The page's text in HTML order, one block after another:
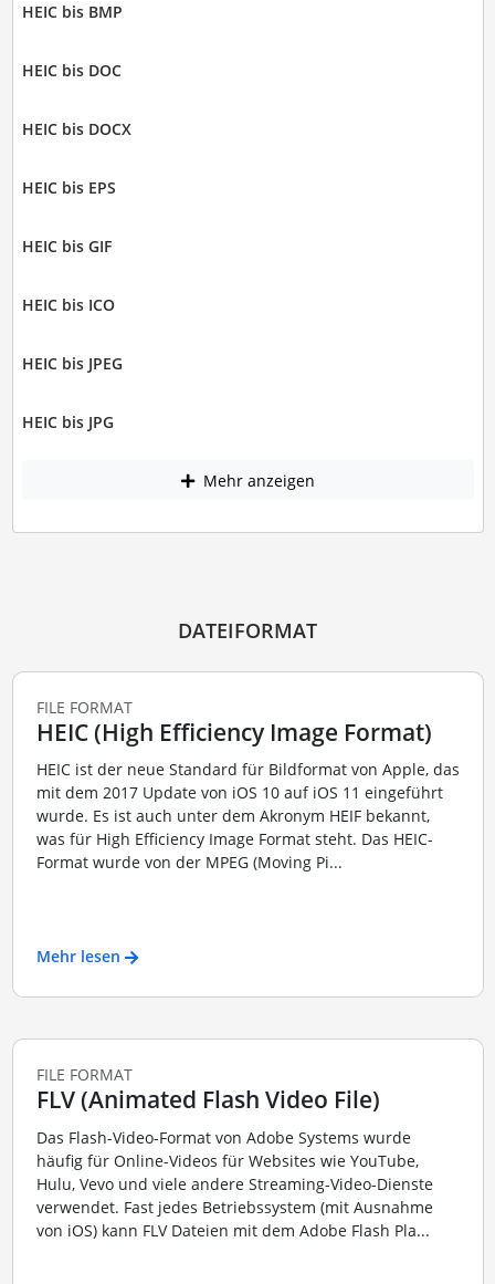
HEIC bis BMP
HEIC bis DOC
HEIC bis DOCX
HEIC bis EPS
HEIC bis GIF
HEIC bis ICO
HEIC bis JPEG
HEIC bis JPG
Mehr anzeigen
DATEIFORMAT
FILE FORMAT
HEIC (High Efficiency Image Format)
HEIC ist der neue Standard für Bildformat von Apple, das
mit dem 2017 Update von iOS 10 auf iOS 11 eingeführt
wurde. Es ist auch unter dem Akronym HEIF bekannt,
was für High Efficiency Image Format steht. Das HEIC-
Format wurde von der MPEG (Moving Pi...
Mehr lesen
FILE FORMAT
FLV (Animated Flash Video File)
Das Flash-Video-Format von Adobe Systems wurde
häufig für Online-Videos für Websites wie YouTube,
Hulu, Vevo und viele andere Streaming-Video-Dienste
verwendet. Fast jedes Betriebssystem (mit Ausnahme
von iOS) kann FLV Dateien mit dem Adobe Flash Pla...